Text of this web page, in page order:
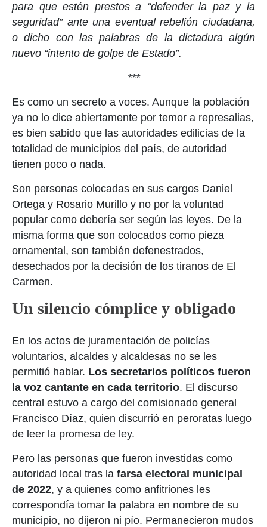
para que estén prestos a “defender la paz y la
seguridad” ante una eventual rebelión ciudadana,
o dicho con las palabras de la dictadura algún
nuevo “intento de golpe de Estado”.
***
Es como un secreto a voces. Aunque la población
ya no lo dice abiertamente por temor a represalias,
es bien sabido que las autoridades edilicias de la
totalidad de municipios del país, de autoridad
tienen poco o nada.
Son personas colocadas en sus cargos Daniel
Ortega y Rosario Murillo y no por la voluntad
popular como debería ser según las leyes. De la
misma forma que son colocados como pieza
ornamental, son también defenestrados,
desechados por la decisión de los tiranos de El
Carmen.
Un silencio cómplice y obligado
En los actos de juramentación de policías
voluntarios, alcaldes y alcaldesas no se les
permitió hablar. Los secretarios políticos fueron
la voz cantante en cada territorio. El discurso
central estuvo a cargo del comisionado general
Francisco Díaz, quien discurrió en peroratas luego
de leer la promesa de ley.
Pero las personas que fueron investidas como
autoridad local tras la farsa electoral municipal
de 2022, y a quienes como anfitriones les
correspondía tomar la palabra en nombre de su
municipio, no dijeron ni pío. Permanecieron mudos